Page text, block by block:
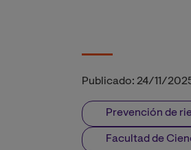
Publicado: 24/11/
Prevención de
Facultad de